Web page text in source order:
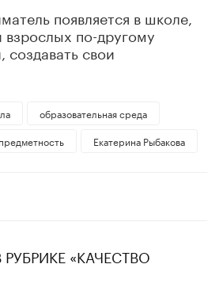
появляется в школе,
взрослых по-другому
свои
образовательная среда
Екатерина Рыбакова
«КАЧЕСТВО